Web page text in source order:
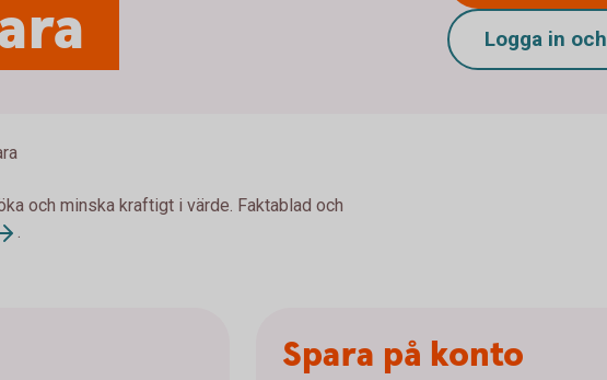
Logga in och
och minska kraftigt i värde. Faktablad och
.
Spara på konto